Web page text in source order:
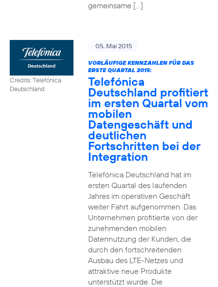
gemeinsame […]
Credits: Telefónica
Deutschland
05. Mai 2015
VORLÄUFIGE KENNZAHLEN FÜR DAS
ERSTE QUARTAL 2015:
Telefónica
Deutschland profitiert
im ersten Quartal vom
mobilen
Datengeschäft und
deutlichen
Fortschritten bei der
Integration
Telefónica Deutschland hat im
ersten Quartal des laufenden
Jahres im operativen Geschäft
weiter Fahrt aufgenommen. Das
Unternehmen profitierte von der
zunehmenden mobilen
Datennutzung der Kunden, die
durch den fortschreitenden
Ausbau des LTE-Netzes und
attraktive neue Produkte
unterstützt wurde. Die